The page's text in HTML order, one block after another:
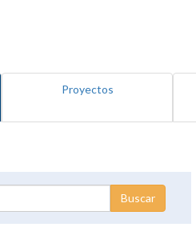
Proyectos